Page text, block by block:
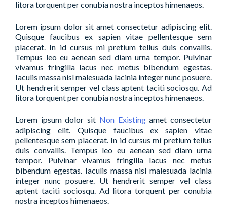
litora torquent per conubia nostra inceptos himenaeos.
Lorem ipsum dolor sit amet consectetur adipiscing elit.
Quisque faucibus ex sapien vitae pellentesque sem
placerat. In id cursus mi pretium tellus duis convallis.
Tempus leo eu aenean sed diam urna tempor. Pulvinar
vivamus fringilla lacus nec metus bibendum egestas.
Iaculis massa nisl malesuada lacinia integer nunc posuere.
Ut hendrerit semper vel class aptent taciti sociosqu. Ad
litora torquent per conubia nostra inceptos himenaeos.
Lorem ipsum dolor sit Non Existingamet consectetur
adipiscing elit. Quisque faucibus ex sapien vitae
pellentesque sem placerat. In id cursus mi pretium tellus
duis convallis. Tempus leo eu aenean sed diam urna
tempor. Pulvinar vivamus fringilla lacus nec metus
bibendum egestas. Iaculis massa nisl malesuada lacinia
integer nunc posuere. Ut hendrerit semper vel class
aptent taciti sociosqu. Ad litora torquent per conubia
nostra inceptos himenaeos.